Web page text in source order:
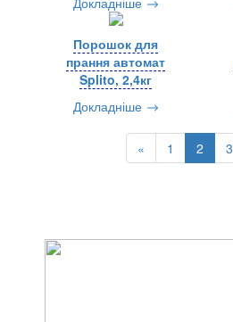
Порошок для
прання автомат
Splito, 2,4кг
Докладніше
« 1 2 3